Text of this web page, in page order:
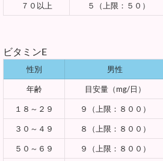
７０以上 ５（上限：５０）
ビタミンE
性別 男性
年齢 目安量（mg/日）
１８～２９ ９（上限：８００）
３０～４９ ８（上限：８００）
５０～６９ ９（上限：８００）